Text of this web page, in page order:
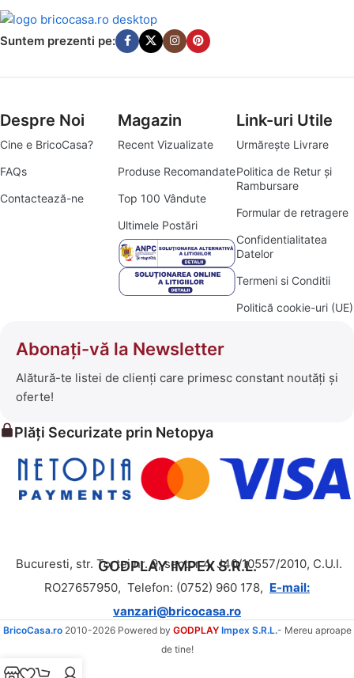
Suntem prezenti pe:
Despre Noi
Cine e BricoCasa?
FAQs
Contactează-ne
Magazin
Recent Vizualizate
Produse Recomandate
Top 100 Vândute
Ultimele Postări
Link-uri Utile
Urmărește Livrare
Politica de Retur și
Rambursare
Formular de retragere
Confidentialitatea
Datelor
Termeni si Conditii
Politică cookie-uri (UE)
Abonați-vă la Newsletter
Alătură-te listei de clienți care primesc constant noutăți și
oferte!
Plăți Securizate prin Netopya
GODPLAY IMPEX S.R.L.
Bucuresti, str. Tortei nr. 9, sector 4, J40/10557/2010, C.U.I.
RO27657950, Telefon: (0752) 960 178, E-mail:
vanzari@bricocasa.ro
BricoCasa.ro 2010-2026 Powered by GODPLAY Impex S.R.L.- Mereu aproape
de tine!